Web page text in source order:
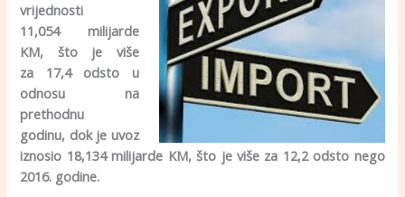
vrijednosti
11,054 milijarde
KM, što je više
za 17,4 odsto u
odnosu na
prethodnu
godinu, dok je uvoz
iznosio 18,134 milijarde KM, što je više za 12,2 odsto nego
2016. godine.